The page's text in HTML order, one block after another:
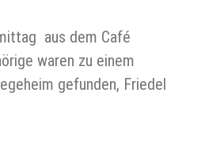
aus dem Café
waren zu einem
gefunden, Friedel